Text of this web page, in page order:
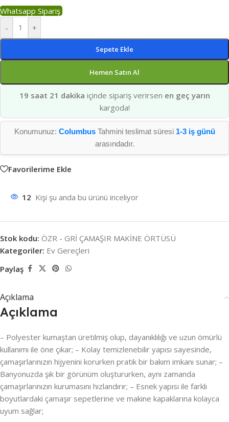
Whatsapp Sipariş
-
+
Sepete Ekle
Hemen Satın Al
19 saat 21 dakika içinde sipariş verirsen en geç yarın
kargoda!
Konumunuz: ColumbusTahmini teslimat süresi 1-3 iş günü
arasındadır.
Favorilerime Ekle
12 Kişi şu anda bu ürünü inceliyor
Stok kodu: ÖZR - GRİ ÇAMAŞIR MAKİNE ÖRTÜSÜ
Kategoriler: Ev Gereçleri
Paylaş
Açıklama
Açıklama
– Polyester kumaştan üretilmiş olup, dayanıklılığı ve uzun ömürlü
kullanımı ile öne çıkar; – Kolay temizlenebilir yapısı sayesinde,
çamaşırlarınızın hijyenini korurken pratik bir bakım imkanı sunar; –
Banyonuzda şık bir görünüm oluştururken, aynı zamanda
çamaşırlarınızın kurumasını hızlandırır; – Esnek yapısı ile farklı
boyutlardaki çamaşır sepetlerine ve makine kapaklarına kolayca
uyum sağlar;